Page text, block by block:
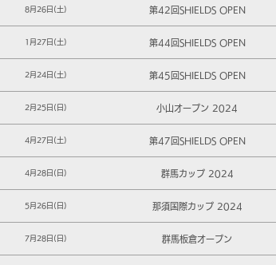
8月26日(土) 第42回SHIELDS OPEN
1月27日(土) 第44回SHIELDS OPEN
2月24日(土) 第45回SHIELDS OPEN
2月25日(日) 小山オープン 2024
4月27日(土) 第47回SHIELDS OPEN
4月28日(日) 群馬カップ 2024
5月26日(日) 那須国際カップ 2024
7月28日(日) 群馬板倉オープン